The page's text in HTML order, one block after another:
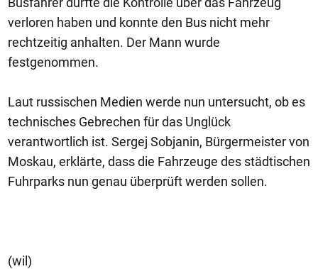
verloren haben und konnte den Bus nicht mehr
rechtzeitig anhalten. Der Mann wurde
festgenommen.
Laut russischen Medien werde nun untersucht, ob es
technisches Gebrechen für das Unglück
verantwortlich ist. Sergej Sobjanin, Bürgermeister von
Moskau, erklärte, dass die Fahrzeuge des städtischen
Fuhrparks nun genau überprüft werden sollen.
(wil)